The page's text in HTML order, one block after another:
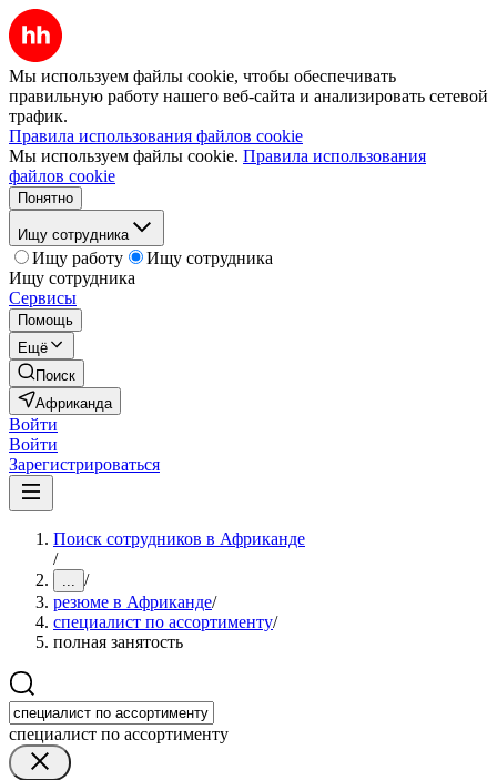
Мы используем файлы cookie, чтобы обеспечивать
правильную работу нашего веб-сайта и анализировать сетевой
трафик.
Правила использования файлов cookie
Мы используем файлы cookie. Правила использования
файлов cookie
Понятно
Ищу сотрудника
Ищу работу
Ищу сотрудника
Ищу сотрудника
Сервисы
Помощь
Ещё
Поиск
Африканда
Войти
Войти
Зарегистрироваться
Поиск сотрудников в Африканде
/
... /
резюме в Африканде/
специалист по ассортименту/
полная занятость
специалист по ассортименту